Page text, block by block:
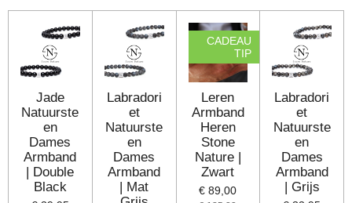
Jade
Natuurste
en
Dames
Armband
| Double
Black
Labradori
et
Natuurste
en
Dames
Armband
| Mat
CADEAU
TIP
Leren
Armband
Heren
Stone
Nature |
Zwart
€ 89,00
Labradori
et
Natuurste
en
Dames
Armband
| Grijs